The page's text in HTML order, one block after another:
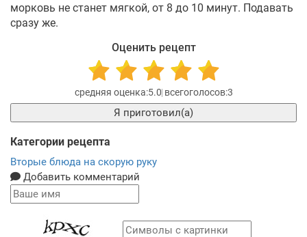
морковь не станет мягкой, от 8 до 10 минут. Подавать
сразу же.
Оценить рецепт
5.0 3
Я приготовил(а)
Категории рецепта
Вторые блюда на скорую руку
Добавить комментарий